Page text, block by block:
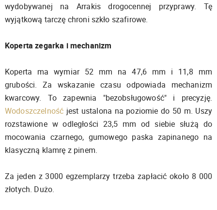
wydobywanej na Arrakis drogocennej przyprawy. Tę
wyjątkową tarczę chroni szkło szafirowe.
Koperta zegarka i mechanizm
Koperta ma wymiar 52 mm na 47,6 mm i 11,8 mm
grubości. Za wskazanie czasu odpowiada mechanizm
kwarcowy. To zapewnia "bezobsługowość" i precyzję.
Wodoszczelność jest ustalona na poziomie do 50 m. Uszy
rozstawione w odległości 23,5 mm od siebie służą do
mocowania czarnego, gumowego paska zapinanego na
klasyczną klamrę z pinem.
Za jeden z 3000 egzemplarzy trzeba zapłacić około 8 000
złotych. Dużo.